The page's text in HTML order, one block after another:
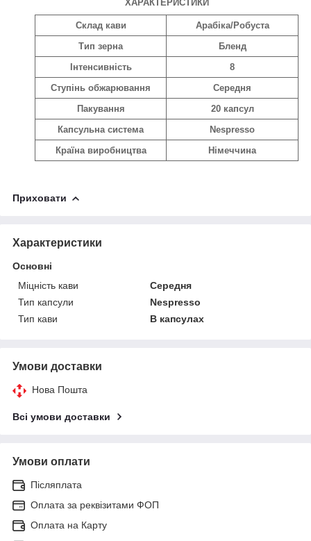
ХАРАКТЕРИСТИКИ
Склад кави
Арабіка/Робуста
Тип зерна
Бленд
Інтенсивність
8
Ступінь обжарювання
Середня
Пакування
20 капсул
Капсульна система
Nespresso
Країна виробництва
Німеччина
Приховати
Характеристики
Основні
Міцність кави
Середня
Тип капсули
Nespresso
Тип кави
В капсулах
Умови доставки
Нова Пошта
Всі умови доставки
Умови оплати
Післяплата
Оплата за реквізитами ФОП
Оплата на Карту